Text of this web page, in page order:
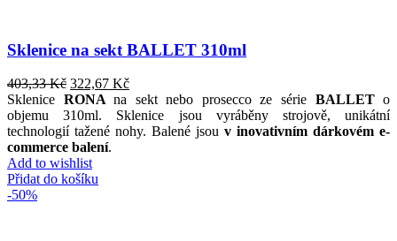
Sklenice na sekt BALLET 310ml
403,33Kč 322,67 Kč
Sklenice RONA na sekt nebo prosecco ze série BALLET o
objemu
310ml. Sklenice jsou vyráběny strojově,
unikátní
technologií tažené nohy. Balené jsou v inovativním dárkovém e-
commerce balení.
Add to wishlist
Přidat do košíku
-50%